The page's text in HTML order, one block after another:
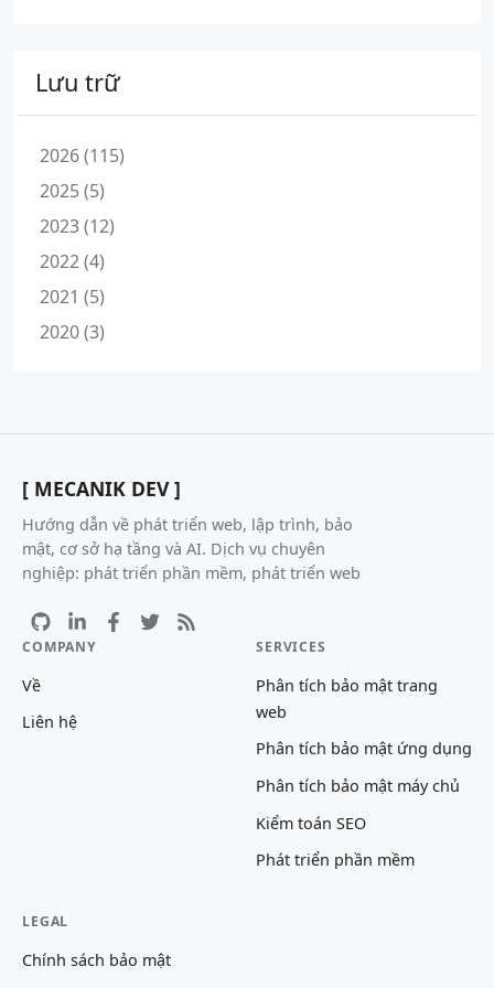
Lưu trữ
2026 (115)
2025 (5)
2023 (12)
2022 (4)
2021 (5)
2020 (3)
[ MECANIK DEV ]
Hướng dẫn về phát triển web, lập trình, bảo
mật, cơ sở hạ tầng và AI. Dịch vụ chuyên
nghiệp: phát triển phần mềm, phát triển web
COMPANY
Về
Liên hệ
SERVICES
Phân tích bảo mật trang
web
Phân tích bảo mật ứng dụng
Phân tích bảo mật máy chủ
Kiểm toán SEO
Phát triển phần mềm
LEGAL
Chính sách bảo mật